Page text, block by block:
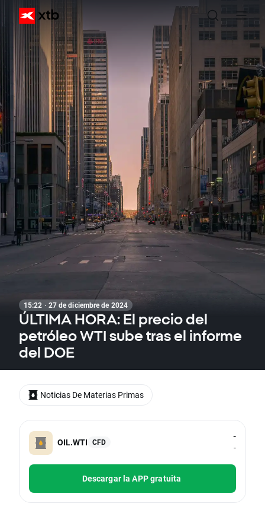
15:22 · 27 de diciembre de 2024
ÚLTIMA HORA: El precio del
petróleo WTI sube tras el informe
del DOE
OIL.WTI CFD
-
-
Descargar la APP gratuita
Noticias De Materias Primas